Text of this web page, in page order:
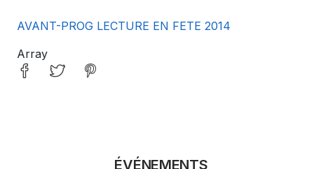
AVANT-PROG LECTURE EN
AVANT-PROG LECTURE EN FETE 2014
Array
ÉVÉNEMENTS